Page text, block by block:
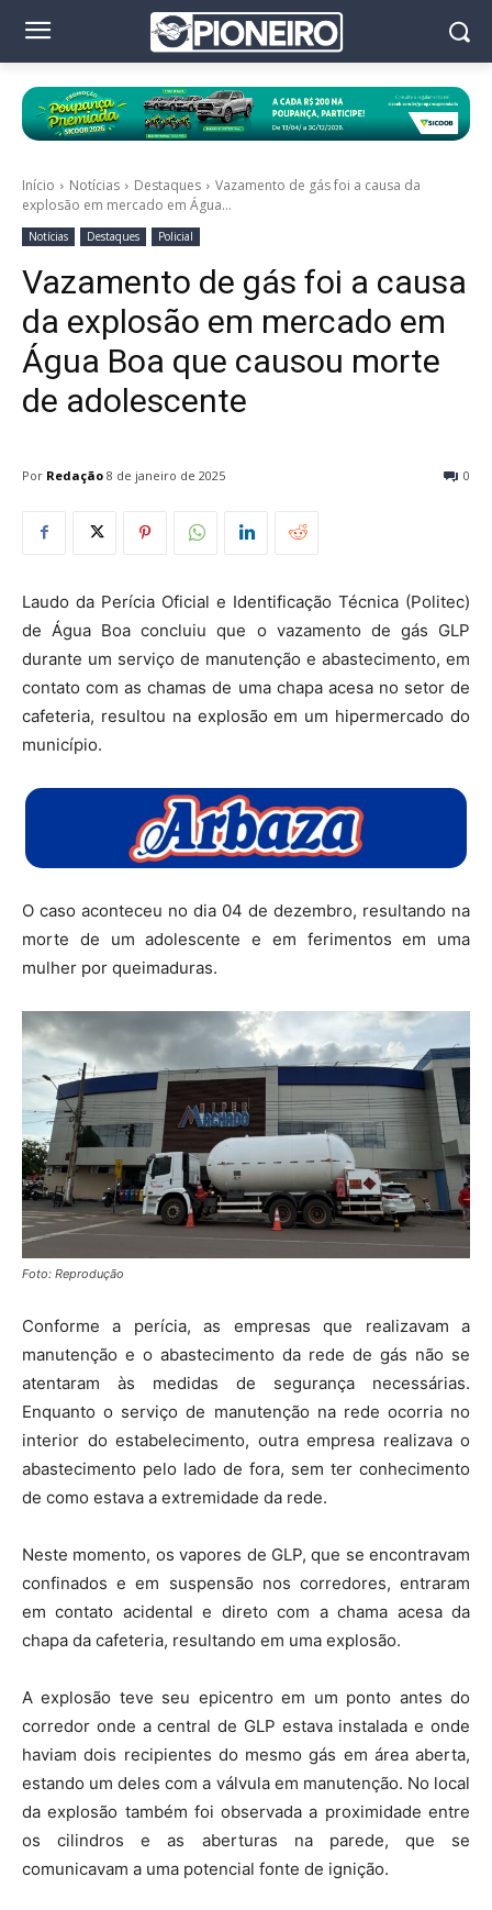
Início Notícias Destaques
Vazamento de gás foi a causa da
explosão em mercado em Água...
Notícias Destaques Policial
Vazamento de gás foi a causa
da explosão em mercado em
Água Boa que causou morte
de adolescente
Por Redação 0
8 de janeiro de 2025
Laudo da Perícia Oficial e Identificação Técnica (Politec)
de Água Boa concluiu que o vazamento de gás GLP
durante um serviço de manutenção e abastecimento, em
contato com as chamas de uma chapa acesa no setor de
cafeteria, resultou na explosão em um hipermercado do
município.
O caso aconteceu no dia 04 de dezembro, resultando na
morte de um adolescente e em ferimentos em uma
mulher por queimaduras.
Foto: Reprodução
Conforme a perícia, as empresas que realizavam a
manutenção e o abastecimento da rede de gás não se
atentaram às medidas de segurança necessárias.
Enquanto o serviço de manutenção na rede ocorria no
interior do estabelecimento, outra empresa realizava o
abastecimento pelo lado de fora, sem ter conhecimento
de como estava a extremidade da rede.
Neste momento, os vapores de GLP, que se encontravam
confinados e em suspensão nos corredores, entraram
em contato acidental e direto com a chama acesa da
chapa da cafeteria, resultando em uma explosão.
A explosão teve seu epicentro em um ponto antes do
corredor onde a central de GLP estava instalada e onde
haviam dois recipientes do mesmo gás em área aberta,
estando um deles com a válvula em manutenção. No local
da explosão também foi observada a proximidade entre
os cilindros e as aberturas na parede, que se
comunicavam a uma potencial fonte de ignição.